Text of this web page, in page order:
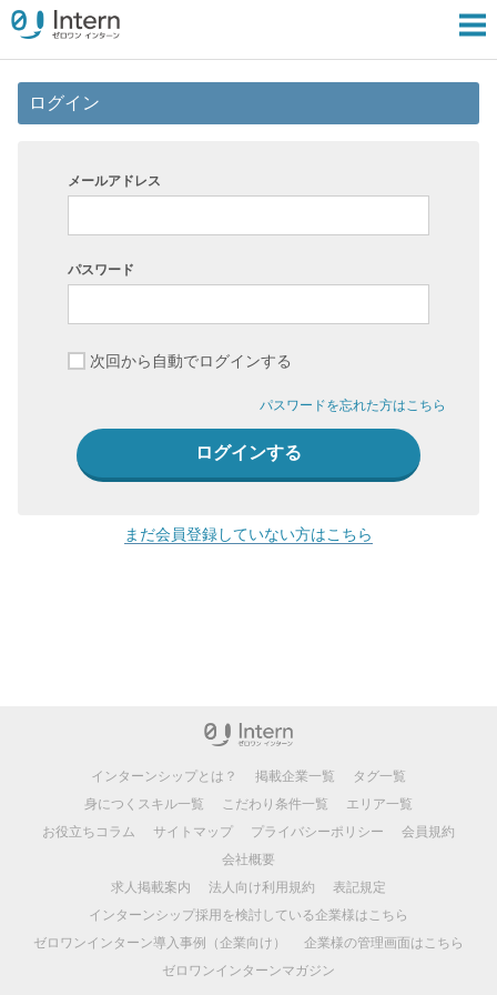
ログイン
メールアドレス
パスワード
次回から自動でログインする
パスワードを忘れた方はこちら
まだ会員登録していない方はこちら
インターンシップとは？ 掲載企業一覧
タグ一覧
身につくスキル一覧
こだわり条件一覧
エリア一覧
お役立ちコラム
サイトマップ プライバシーポリシー
会員規約
会社概要
求人掲載案内
法人向け利用規約
表記規定
インターンシップ採用を検討している企業様はこちら
ゼロワンインターン導入事例（企業向け）
企業様の管理画面はこちら
ゼロワンインターンマガジン